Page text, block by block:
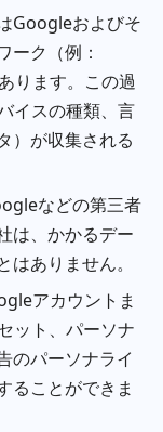
Googleおよびそ
ーク（例：
ります。この過
イスの種類、言
）が収集される
などの第三者
は、かかるデー
ありません。
アカウントま
ット、パーソナ
のパーソナライ
ることができま